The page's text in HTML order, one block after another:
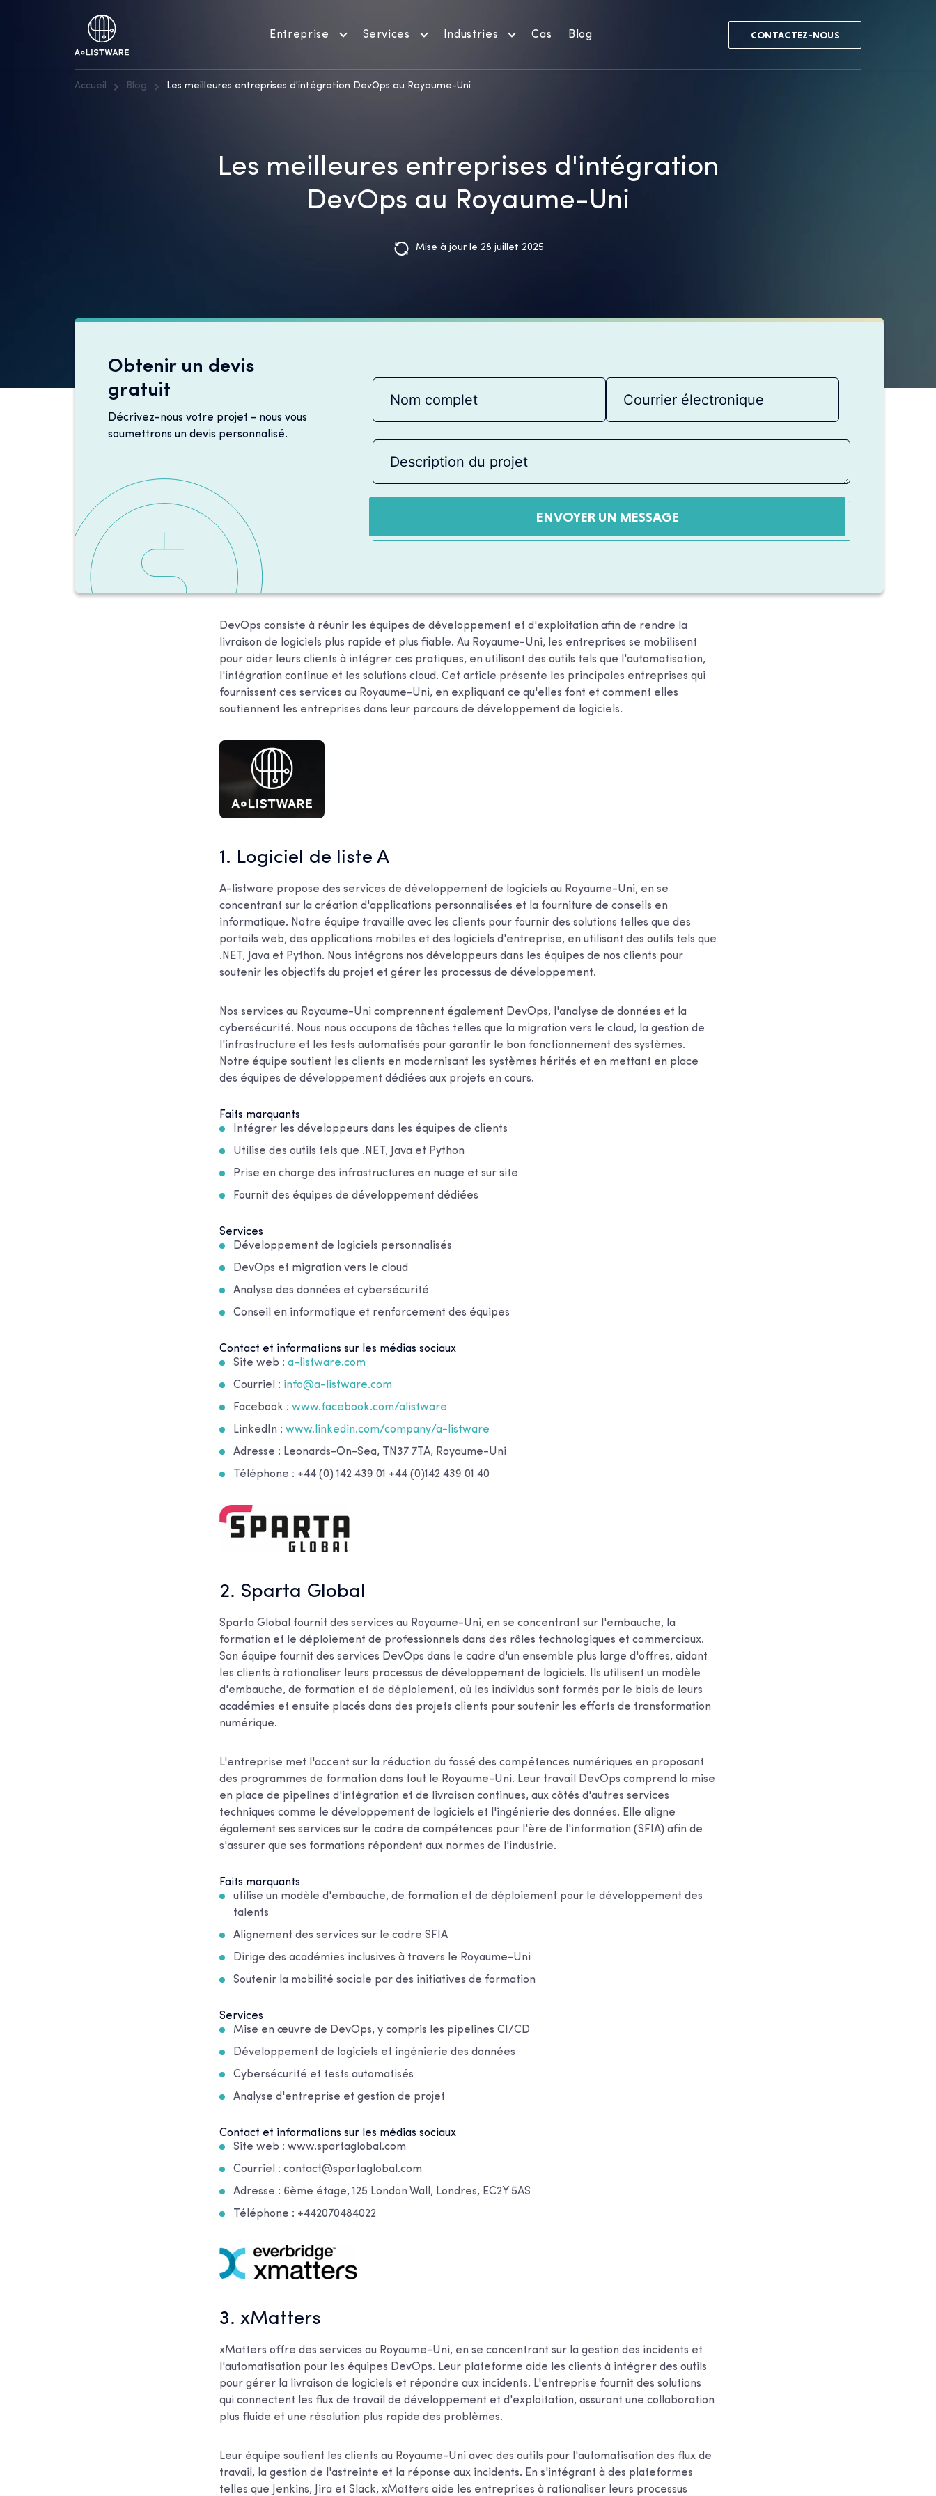
Entreprise Services Industries Cas Blog CONTACTEZ-NOUS
Accueil Blog Les meilleures entreprises d'intégration DevOps au Royaume-Uni
Les meilleures entreprises d'intégration
DevOps au Royaume-Uni
Mise à jour le 28 juillet 2025
Obtenir un devis
gratuit
Décrivez-nous votre projet - nous vous
soumettrons un devis personnalisé.
ENVOYER UN MESSAGE
DevOps consiste à réunir les équipes de développement et d'exploitation afin de rendre la
livraison de logiciels plus rapide et plus fiable. Au Royaume-Uni, les entreprises se mobilisent
pour aider leurs clients à intégrer ces pratiques, en utilisant des outils tels que l'automatisation,
l'intégration continue et les solutions cloud. Cet article présente les principales entreprises qui
fournissent ces services au Royaume-Uni, en expliquant ce qu'elles font et comment elles
soutiennent les entreprises dans leur parcours de développement de logiciels.
1. Logiciel de liste A
A-listware propose des services de développement de logiciels au Royaume-Uni, en se
concentrant sur la création d'applications personnalisées et la fourniture de conseils en
informatique. Notre équipe travaille avec les clients pour fournir des solutions telles que des
portails web, des applications mobiles et des logiciels d'entreprise, en utilisant des outils tels que
.NET, Java et Python. Nous intégrons nos développeurs dans les équipes de nos clients pour
soutenir les objectifs du projet et gérer les processus de développement.
Nos services au Royaume-Uni comprennent également DevOps, l'analyse de données et la
cybersécurité. Nous nous occupons de tâches telles que la migration vers le cloud, la gestion de
l'infrastructure et les tests automatisés pour garantir le bon fonctionnement des systèmes.
Notre équipe soutient les clients en modernisant les systèmes hérités et en mettant en place
des équipes de développement dédiées aux projets en cours.
Faits marquants
Intégrer les développeurs dans les équipes de clients
Utilise des outils tels que .NET, Java et Python
Prise en charge des infrastructures en nuage et sur site
Fournit des équipes de développement dédiées
Services
Développement de logiciels personnalisés
DevOps et migration vers le cloud
Analyse des données et cybersécurité
Conseil en informatique et renforcement des équipes
Contact et informations sur les médias sociaux
Site web : a-listware.com
Courriel : info@a-listware.com
Facebook : www.facebook.com/alistware
LinkedIn : www.linkedin.com/company/a-listware
Adresse : Leonards-On-Sea, TN37 7TA, Royaume-Uni
Téléphone : +44 (0) 142 439 01 +44 (0)142 439 01 40
2. Sparta Global
Sparta Global fournit des services au Royaume-Uni, en se concentrant sur l'embauche, la
formation et le déploiement de professionnels dans des rôles technologiques et commerciaux.
Son équipe fournit des services DevOps dans le cadre d'un ensemble plus large d'offres, aidant
les clients à rationaliser leurs processus de développement de logiciels. Ils utilisent un modèle
d'embauche, de formation et de déploiement, où les individus sont formés par le biais de leurs
académies et ensuite placés dans des projets clients pour soutenir les efforts de transformation
numérique.
L'entreprise met l'accent sur la réduction du fossé des compétences numériques en proposant
des programmes de formation dans tout le Royaume-Uni. Leur travail DevOps comprend la mise
en place de pipelines d'intégration et de livraison continues, aux côtés d'autres services
techniques comme le développement de logiciels et l'ingénierie des données. Elle aligne
également ses services sur le cadre de compétences pour l'ère de l'information (SFIA) afin de
s'assurer que ses formations répondent aux normes de l'industrie.
Faits marquants
utilise un modèle d'embauche, de formation et de déploiement pour le développement des
talents
Alignement des services sur le cadre SFIA
Dirige des académies inclusives à travers le Royaume-Uni
Soutenir la mobilité sociale par des initiatives de formation
Services
Mise en œuvre de DevOps, y compris les pipelines CI/CD
Développement de logiciels et ingénierie des données
Cybersécurité et tests automatisés
Analyse d'entreprise et gestion de projet
Contact et informations sur les médias sociaux
Site web : www.spartaglobal.com
Courriel : contact@spartaglobal.com
Adresse : 6ème étage, 125 London Wall, Londres, EC2Y 5AS
Téléphone : +442070484022
3. xMatters
xMatters offre des services au Royaume-Uni, en se concentrant sur la gestion des incidents et
l'automatisation pour les équipes DevOps. Leur plateforme aide les clients à intégrer des outils
pour gérer la livraison de logiciels et répondre aux incidents. L'entreprise fournit des solutions
qui connectent les flux de travail de développement et d'exploitation, assurant une collaboration
plus fluide et une résolution plus rapide des problèmes.
Leur équipe soutient les clients au Royaume-Uni avec des outils pour l'automatisation des flux de
travail, la gestion de l'astreinte et la réponse aux incidents. En s'intégrant à des plateformes
telles que Jenkins, Jira et Slack, xMatters aide les entreprises à rationaliser leurs processus